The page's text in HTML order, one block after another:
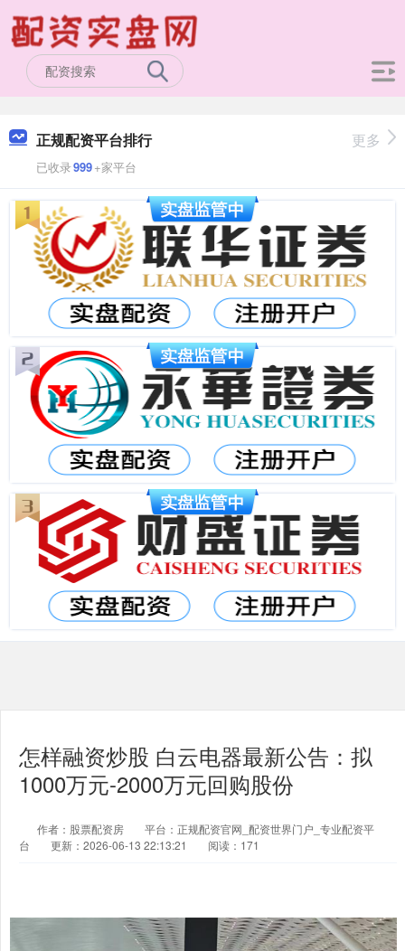
正规配资平台排行
已收录999+家平台
更多
怎样融资炒股 白云电器最新公告：拟
1000万元-2000万元回购股份
作者：股票配资房
平台：正规配资官网_配资世界门户_专业配资平
台
更新：2026-06-13 22:13:21 阅读：171